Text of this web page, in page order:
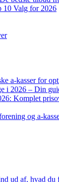
10 Valg for 2026
a-kasser for
i 2026 – Din
Komplet
og a-
ud af, hvad du